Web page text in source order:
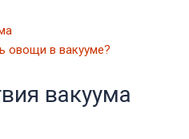
овощи в вакууме?
вакуума